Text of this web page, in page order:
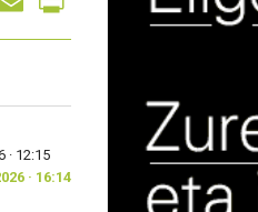
· 12:15
· 16:14